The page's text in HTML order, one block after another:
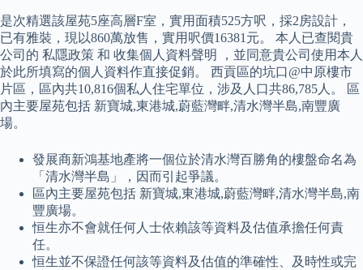
是次精選該屋苑5座高層F室，實用面積525方呎，採2房設計，
已有雅裝，現以860萬放售，實用呎價16381元。 本人已查閱貴
公司的 私隱政策 和 收集個人資料聲明 ，並同意貴公司使用本人
於此所填寫的個人資料作直接促銷。 西貢區的坑口@中原樓市
片區，區內共10,816個私人住宅單位，涉及人口共86,785人。 區
內主要屋苑包括 新寶城,東港城,蔚藍灣畔,清水灣半島,南豐廣
場。
發展商新鴻基地產將一個位於清水灣百勝角的樓盤命名為
「清水灣半島」，因而引起爭議。
區內主要屋苑包括 新寶城,東港城,蔚藍灣畔,清水灣半島,南
豐廣場。
恒生亦不會就任何人士依賴該等資料及估值承擔任何責
任。
恒生並不保證任何該等資料及估值的準確性、及時性或完